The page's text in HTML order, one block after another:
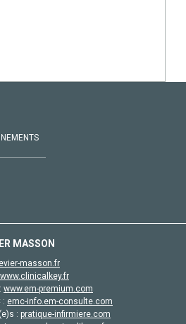
MASSON
masson.fr
www.clinicalkey.fr
www.em-premium.com
: emc-info.em-consulte.com
: pratique-infirmiere.com